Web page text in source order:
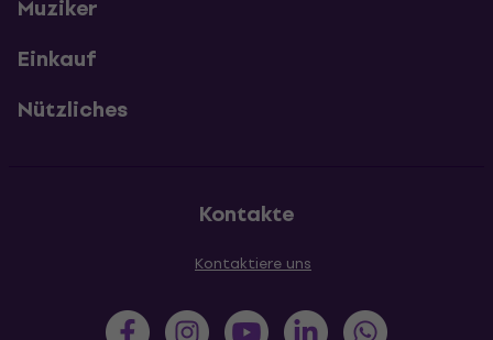
Muziker
Einkauf
Nützliches
Kontakte
Kontaktiere uns